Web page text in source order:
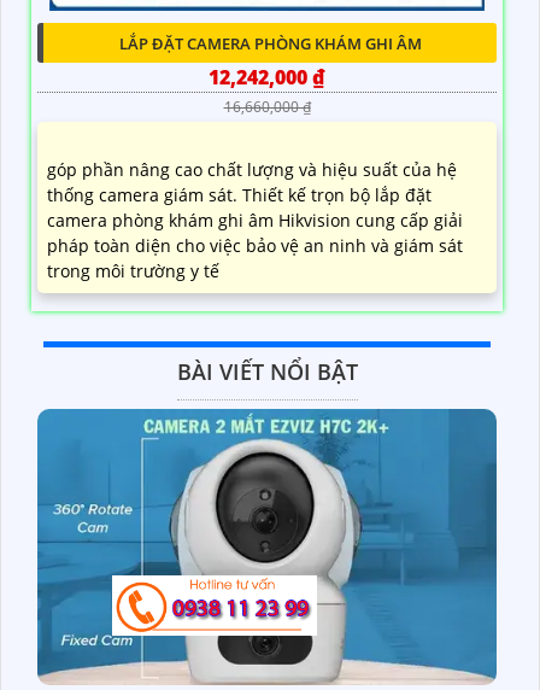
LẮP ĐẶT CAMERA PHÒNG KHÁM GHI ÂM
12,242,000 ₫
16,660,000 ₫
góp phần nâng cao chất lượng và hiệu suất của hệ
thống camera giám sát. Thiết kế trọn bộ lắp đặt
camera phòng khám ghi âm Hikvision cung cấp giải
pháp toàn diện cho việc bảo vệ an ninh và giám sát
trong môi trường y tế
BÀI VIẾT NỔI BẬT